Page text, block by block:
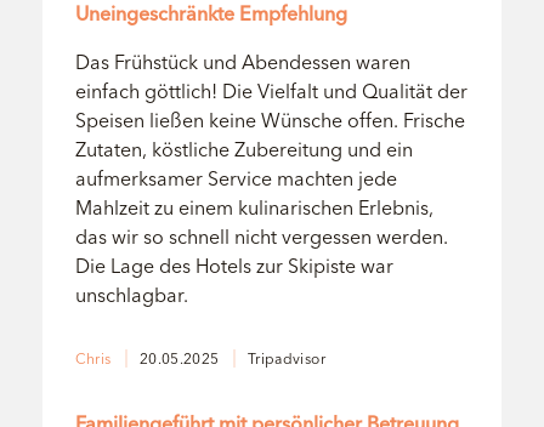
Uneingeschränkte Empfehlung
Das Frühstück und Abendessen waren
einfach göttlich! Die Vielfalt und Qualität der
Speisen ließen keine Wünsche offen. Frische
Zutaten, köstliche Zubereitung und ein
aufmerksamer Service machten jede
Mahlzeit zu einem kulinarischen Erlebnis,
das wir so schnell nicht vergessen werden.
Die Lage des Hotels zur Skipiste war
unschlagbar.
Chris 20.05.2025 Tripadvisor